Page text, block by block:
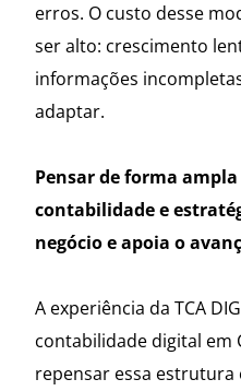
erros. O custo desse
ser alto: crescimento
informações
adaptar.
Pensar de forma
contabilidade e
negócio e apoia o
A experiência da TCA
contabilidade digital em
repensar essa estrutura